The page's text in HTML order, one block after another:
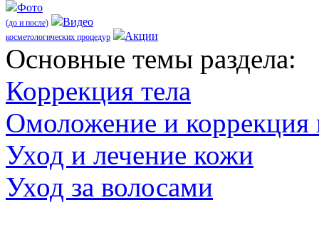
Фото
(до и после) Видео
косметологических процедур Акции
Оcновные темы раздела:
Коррекция тела
Омоложение и коррекция
Уход и лечение кожи
Уход за волосами